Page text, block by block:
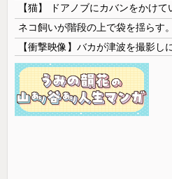
【衝撃映像】バカが津波を撮影し